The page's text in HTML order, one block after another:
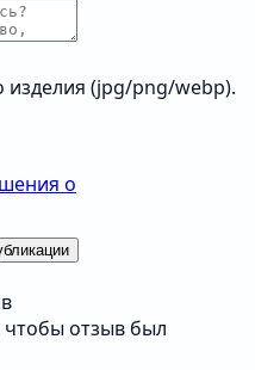
(jpg/png/webp).
о
отзыв был